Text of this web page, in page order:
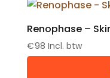
Renophase –
€98 Incl. btw